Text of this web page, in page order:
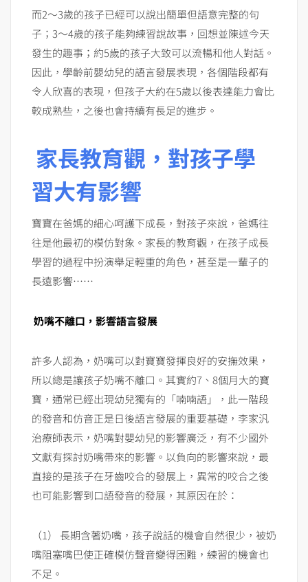
而2～3歲的孩子已經可以說出簡單但語意完整的句
子；3～4歲的孩子能夠練習說故事，回想並陳述今天
發生的趣事；約5歲的孩子大致可以流暢和他人對話。
因此，學齡前嬰幼兒的語言發展表現，各個階段都有
令人欣喜的表現，但孩子大約在5歲以後表達能力會比
較成熟些，之後也會持續有長足的進步。
家長教育觀，對孩子學
習大有影響
寶寶在爸媽的細心呵護下成長，對孩子來說，爸媽往
往是他最初的模仿對象。家長的教育觀，在孩子成長
學習的過程中扮演舉足輕重的角色，甚至是一輩子的
長遠影響……
奶嘴不離口，影響語言發展
許多人認為，奶嘴可以對寶寶發揮良好的安撫效果，
所以總是讓孩子奶嘴不離口。其實約7、8個月大的寶
寶，通常已經出現幼兒獨有的「喃喃語」，此一階段
的發音和仿音正是日後語言發展的重要基礎，李家汎
治療師表示，奶嘴對嬰幼兒的影響廣泛，有不少國外
文獻有探討奶嘴帶來的影響。以負向的影響來說，最
直接的是孩子在牙齒咬合的發展上，異常的咬合之後
也可能影響到口語發音的發展，其原因在於：
（1） 長期含著奶嘴，孩子說話的機會自然很少，被奶
嘴阻塞嘴巴使正確模仿聲音變得困難，練習的機會也
不足。